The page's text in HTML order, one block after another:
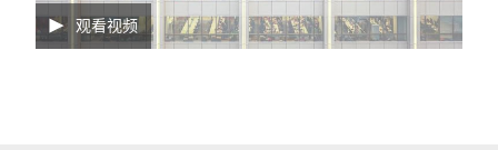
观看视频